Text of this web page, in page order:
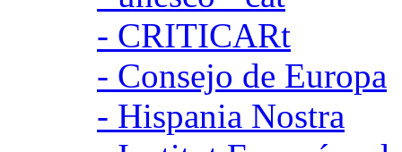
- CRITICARt
- Consejo de Europa
- Hispania Nostra